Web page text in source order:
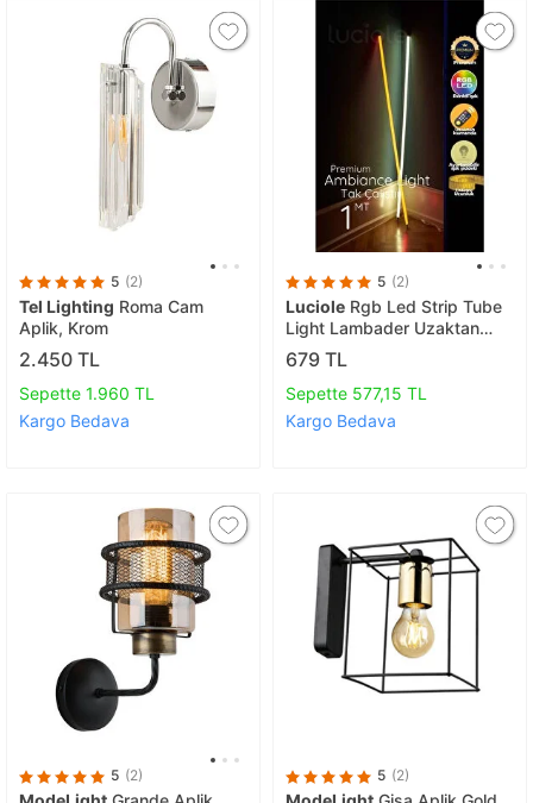
5 (2)
Tel Lighting Roma Cam
Aplik, Krom
2.450 TL
Sepette 1.960 TL
Kargo Bedava
5 (2)
Luciole Rgb Led Strip Tube
Light Lambader Uzaktan
Kumandalı Işık Lamba Ampül
Aydınlatma Renkli
Animasyonlu7
679 TL
Sepette 577,15 TL
Kargo Bedava
5 (2) 5 (2)